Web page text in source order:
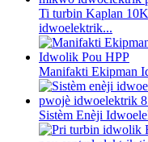
Ti turbin Kaplan
idwoelektrik...
Manifakti Ekipman
Sistèm Enèji